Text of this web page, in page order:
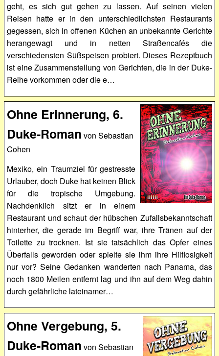
geht, es sich gut gehen zu lassen. Auf seinen vielen
Reisen hatte er in den unterschiedlichsten Restaurants
gegessen, sich in offenen Küchen an unbekannte Gerichte
herangewagt und in netten Straßencafés die
verschiedensten Süßspeisen probiert. Dieses Rezeptbuch
ist eine Zusammenstellung von Gerichten, die in der Duke-
Reihe vorkommen oder die e…
Ohne Erinnerung, 6.
Duke-Roman von Sebastian
Cohen
Mexiko, ein Traumziel für gestresste
Urlauber, doch Duke hat keinen Blick
für die tropische Umgebung.
Nachdenklich sitzt er in einem
Restaurant und schaut der hübschen Zufallsbekanntschaft
hinterher, die gerade im Begriff war, ihre Tränen auf der
Toilette zu trocknen. Ist sie tatsächlich das Opfer eines
Überfalls geworden oder spielte sie ihm ihre Hilflosigkeit
nur vor? Seine Gedanken wanderten nach Panama, das
noch 1800 Meilen entfernt lag und ihn auf dem Weg dahin
durch gefährliche lateinamer…
Ohne Vergebung, 5.
Duke-Roman von Sebastian